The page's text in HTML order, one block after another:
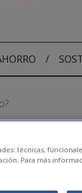
/
técnicas,
Para más